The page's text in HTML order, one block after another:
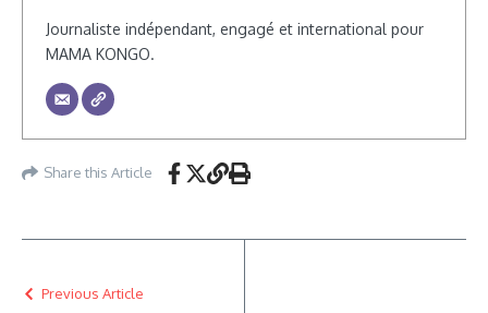
Journaliste indépendant, engagé et international pour
MAMA KONGO.
Share this Article
Previous Article